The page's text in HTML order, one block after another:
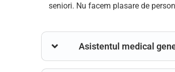
seniori. Nu facem plasare de
Asistentul medical